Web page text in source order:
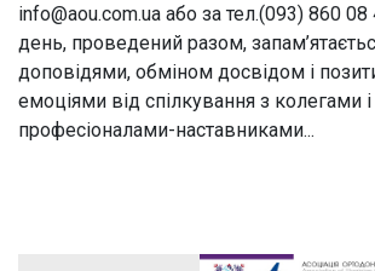
info@aou.com.ua або за тел.(093) 860
день, проведений разом,
доповідями, обміном досвідом і
емоціями від спілкування з колегами і
професіоналами-наставниками...